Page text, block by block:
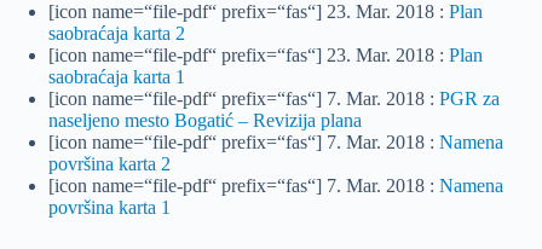
[icon name=“file-pdf“ prefix=“fas“] 23. Mar. 2018 : Plan
saobraćaja karta 2
[icon name=“file-pdf“ prefix=“fas“] 23. Mar. 2018 : Plan
saobraćaja karta 1
[icon name=“file-pdf“ prefix=“fas“] 7. Mar. 2018 : PGR za
naseljeno mesto Bogatić – Revizija plana
[icon name=“file-pdf“ prefix=“fas“] 7. Mar. 2018 : Namena
površina karta 2
[icon name=“file-pdf“ prefix=“fas“] 7. Mar. 2018 : Namena
površina karta 1